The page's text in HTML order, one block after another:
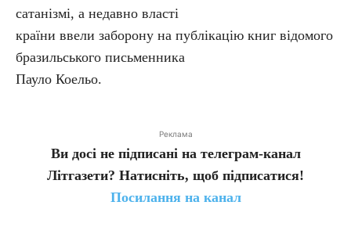
сатанізмі, а недавно власті
країни ввели заборону на публікацію книг відомого
бразильського письменника
Пауло Коельо.
Реклама
Ви досі не підписані на телеграм-канал
Літгазети? Натисніть, щоб підписатися!
Посилання на канал